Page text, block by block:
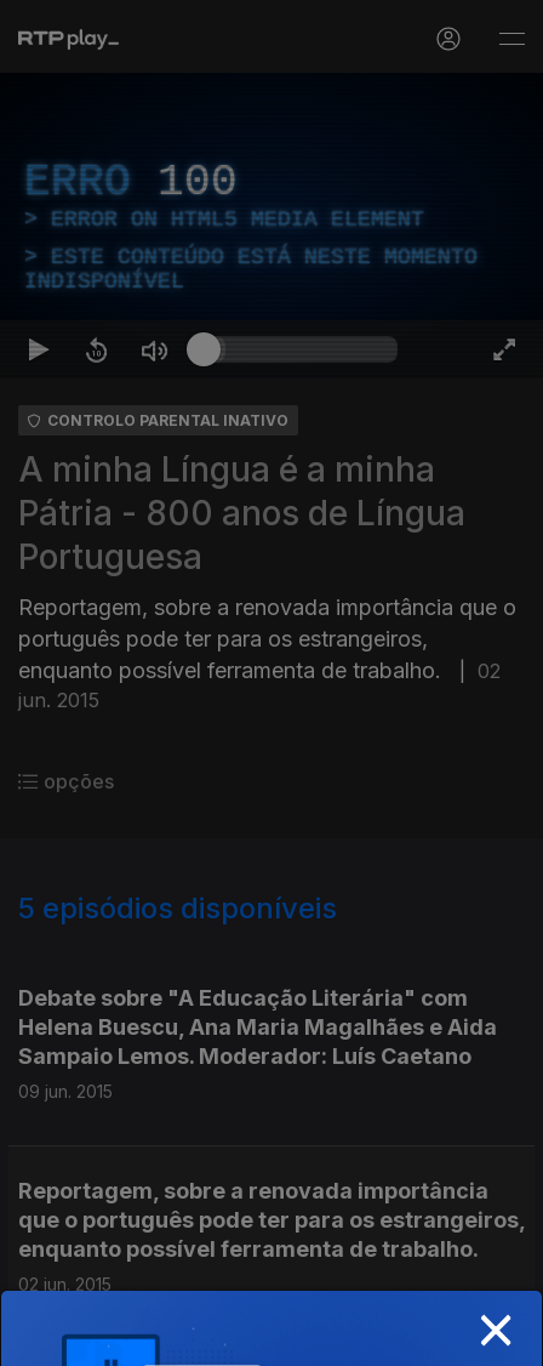
ERRO 100
ERROR ON HTML5 MEDIA ELEMENT
ESTE CONTEÚDO ESTÁ NESTE MOMENTO
INDISPONÍVEL
CONTROLO PARENTAL INATIVO
A minha Língua é a minha
Pátria - 800 anos de Língua
Portuguesa
Reportagem, sobre a renovada importância que o
português pode ter para os estrangeiros,
enquanto possível ferramenta de trabalho.
02
jun. 2015
opções
5 episódios disponíveis
Debate sobre "A Educação Literária" com
Helena Buescu, Ana Maria Magalhães e Aida
Sampaio Lemos. Moderador: Luís Caetano
09 jun. 2015
Reportagem, sobre a renovada importância
que o português pode ter para os estrangeiros,
enquanto possível ferramenta de trabalho.
02 jun. 2015 ×